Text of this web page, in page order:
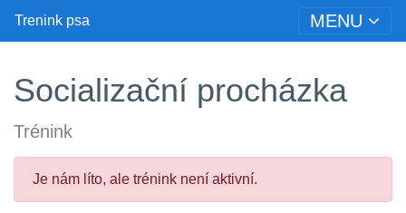
Trenink psa MENU
Socializační procházka
Trénink
Je nám líto, ale trénink není aktivní.